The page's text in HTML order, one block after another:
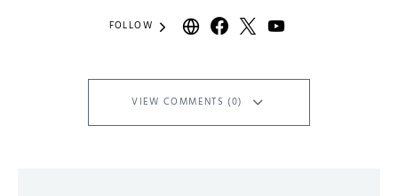
FOLLOW
VIEW COMMENTS (0)